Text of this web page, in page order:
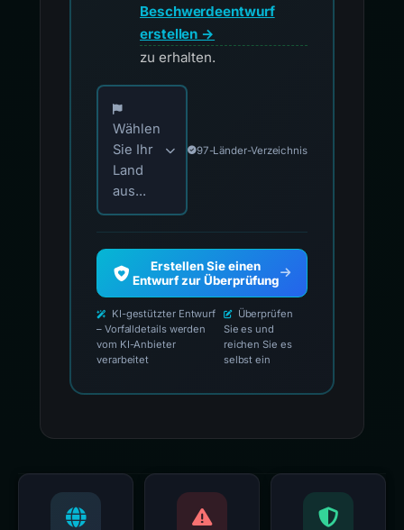
Beschwerdeentwurf
erstellen →
zu erhalten.
Wählen Sie Ihr Land für offizielle
Wählen
Sie Ihr
Land
aus...
97-Länder-Verzeichnis
Erstellen Sie einen
Entwurf zur Überprüfung
KI-gestützter Entwurf
– Vorfalldetails werden
vom KI-Anbieter
verarbeitet
Überprüfen
Sie es und
reichen Sie es
selbst ein